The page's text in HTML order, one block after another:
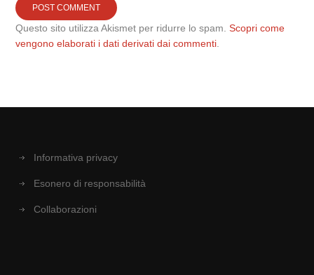
Questo sito utilizza Akismet per ridurre lo spam.Scopri come
vengono elaborati i dati derivati dai commenti
Informativa privacy
Esonero di responsabilità
Collaborazioni